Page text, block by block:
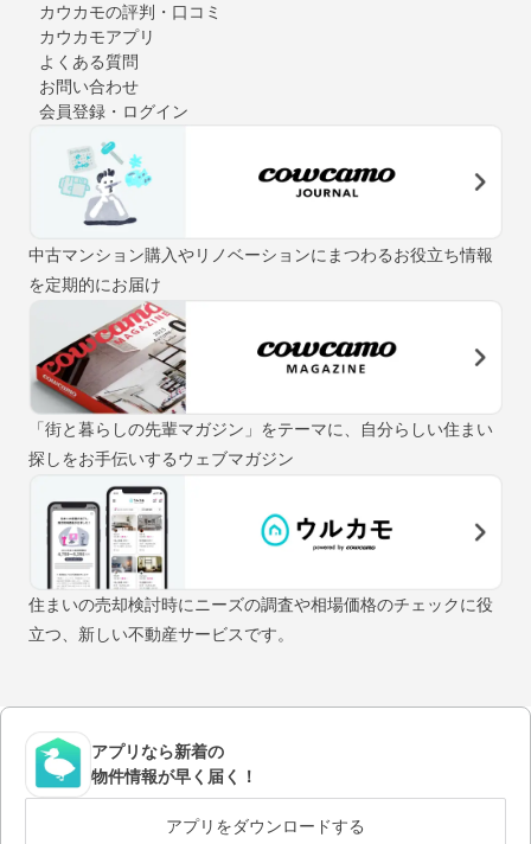
カウカモの評判・口コミ
カウカモアプリ
よくある質問
お問い合わせ
会員登録・ログイン
中古マンション購入やリノベーションにまつわるお役立ち情報
を定期的にお届け
「街と暮らしの先輩マガジン」をテーマに、自分らしい住まい
探しをお手伝いするウェブマガジン
住まいの売却検討時にニーズの調査や相場価格のチェックに役
立つ、新しい不動産サービスです。
アプリなら新着の
物件情報が早く届く！
アプリをダウンロードする